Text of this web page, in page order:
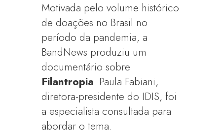
Motivada pelo volume histórico
de doações no Brasil no
período da pandemia, a
BandNews produziu um
documentário sobre
Filantropia. Paula Fabiani,
diretora-presidente do IDIS, foi
a especialista consultada para
abordar o tema.